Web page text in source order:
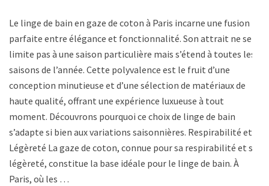
Le linge de bain en gaze de coton à Paris incarne une fusion
parfaite entre élégance et fonctionnalité. Son attrait ne se
limite pas à une saison particulière mais s’étend à toutes les
saisons de l’année. Cette polyvalence est le fruit d’une
conception minutieuse et d’une sélection de matériaux de
haute qualité, offrant une expérience luxueuse à tout
moment. Découvrons pourquoi ce choix de linge de bain
s’adapte si bien aux variations saisonnières. Respirabilité et
Légèreté La gaze de coton, connue pour sa respirabilité et sa
légèreté, constitue la base idéale pour le linge de bain. À
Paris, où les …